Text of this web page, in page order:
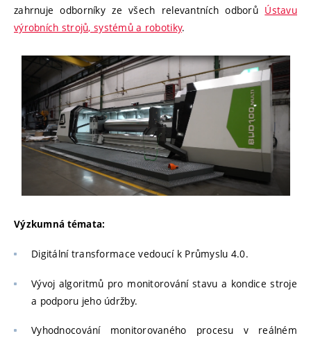
zahrnuje odborníky ze všech relevantních odborů Ústavu
výrobních strojů, systémů a robotiky.
Výzkumná témata:
Digitální transformace vedoucí k Průmyslu 4.0.
Vývoj algoritmů pro monitorování stavu a kondice stroje
a podporu jeho údržby.
Vyhodnocování monitorovaného procesu v reálném